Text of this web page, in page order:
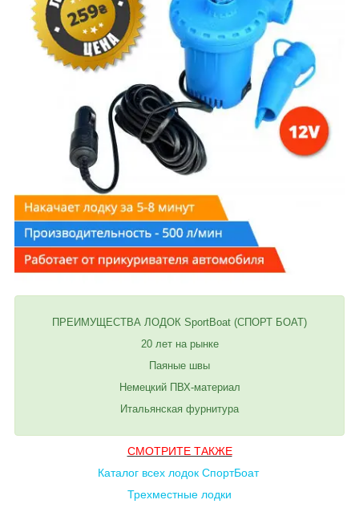
ПРЕИМУЩЕСТВА ЛОДОК SportBoat (СПОРТ БОАТ)
20 лет на рынке
Паяные швы
Немецкий ПВХ-материал
Итальянская фурнитура
СМОТРИТЕ ТАКЖЕ
Каталог всех лодок СпортБоат
Трехместные лодки